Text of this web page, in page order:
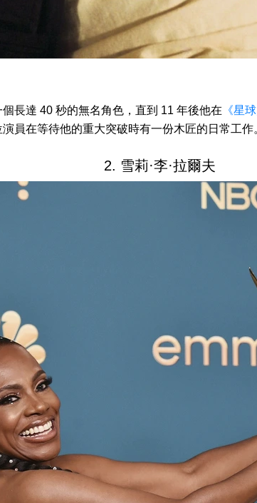
長達 40 秒的無名角色，直到 11 年後他在 《星
員在等待他的重大突破時有一份木匠的日常工作
2. 雪莉·李·拉爾夫